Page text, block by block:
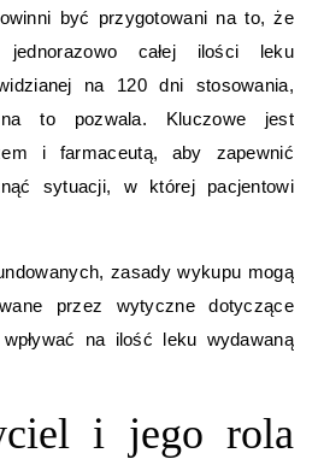
być przygotowani na to, że
całej ilości leku
na 120 dni stosowania,
to pozwala. Kluczowe jest
i farmaceutą, aby zapewnić
sytuacji, w której pacjentowi
zasady wykupu mogą
przez wytyczne dotyczące
na ilość leku wydawaną
i jego rola